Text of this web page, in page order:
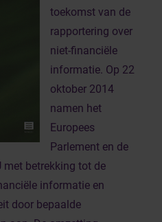
toekomst van de
rapportering over
niet-financiële
informatie. Op 22
oktober 2014
namen het
Europees
Parlement en de
betrekking tot de
informatie en
door bepaalde